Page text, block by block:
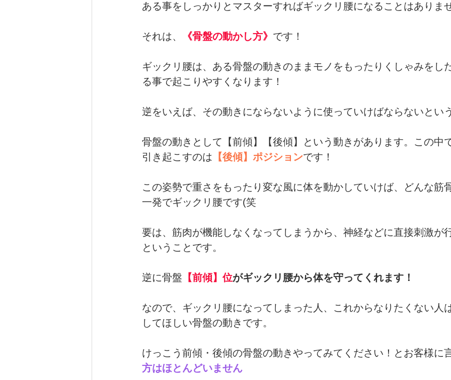
ある事をしっかりとマスターすればギックリ腰になることはありま
それは、 《骨盤の動かし方》 です！
ギックリ腰は、ある骨盤の動きのままモノをもったりくしゃみをし
る事で起こりやすくなります！
逆をいえば、その動きにならないように使っていけばならないとい
骨盤の動きとして【前傾】【後傾】という動きがあります。この中
引き起こすのは 【後傾】ポジションです！
この姿勢で重さをもったり変な風に体を動かしていけば、どんな筋
一発でギックリ腰です(笑
要は、筋肉が機能しなくなってしまうから、神経などに直接刺激が
ということです。
逆に骨盤 【前傾】位がギックリ腰から体を守ってくれます！
なので、ギックリ腰になってしまった人、これからなりたくない人
してほしい骨盤の動きです。
けっこう前傾・後傾の骨盤の動きやってみてください！とお客様に
方はほとんどいません